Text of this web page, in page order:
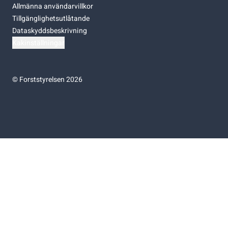
Allmänna användarvillkor
Tillgänglighetsutlåtande
Dataskyddsbeskrivning
©Forststyrelsen 2026